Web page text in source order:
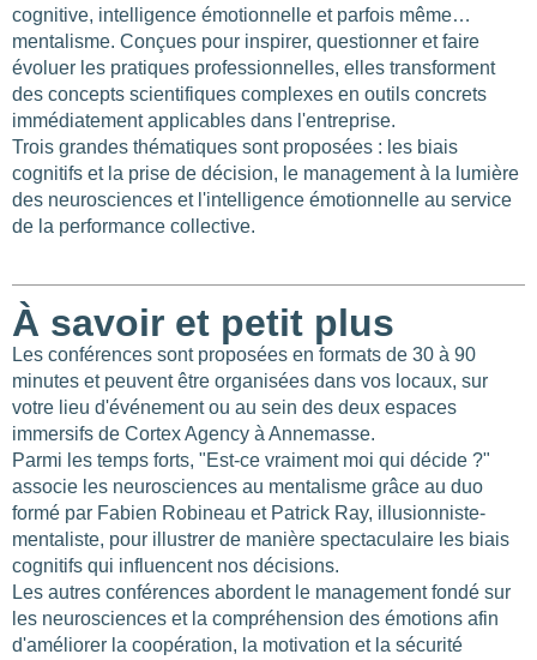
cognitive, intelligence émotionnelle et parfois même…
mentalisme. Conçues pour inspirer, questionner et faire
évoluer les pratiques professionnelles, elles transforment
des concepts scientifiques complexes en outils concrets
immédiatement applicables dans l'entreprise.
Trois grandes thématiques sont proposées : les biais
cognitifs et la prise de décision, le management à la lumière
des neurosciences et l'intelligence émotionnelle au service
de la performance collective.
À savoir et petit plus
Les conférences sont proposées en formats de 30 à 90
minutes et peuvent être organisées dans vos locaux, sur
votre lieu d'événement ou au sein des deux espaces
immersifs de Cortex Agency à Annemasse.
Parmi les temps forts, "Est-ce vraiment moi qui décide ?"
associe les neurosciences au mentalisme grâce au duo
formé par Fabien Robineau et Patrick Ray, illusionniste-
mentaliste, pour illustrer de manière spectaculaire les biais
cognitifs qui influencent nos décisions.
Les autres conférences abordent le management fondé sur
les neurosciences et la compréhension des émotions afin
d'améliorer la coopération, la motivation et la sécurité
154 67